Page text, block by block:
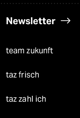
Newsletter
team zukunft
taz frisch
taz zahl ich